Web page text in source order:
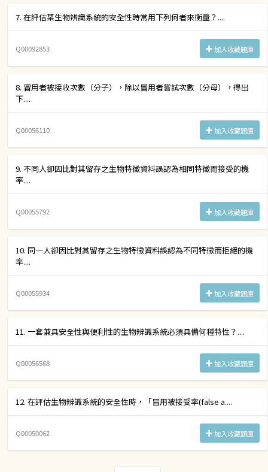
7. 在評估某生物辨識系統的安全性時常用下列何者來衡量？....
Q00092853 加入收藏題庫
8. 冒用者被接收次數（分子），除以冒用者嘗試次數（分母），得出
下....
Q00056110 加入收藏題庫
9. 不同人卻因比對其留存之生物特徵資料誤認為相同特徵而接受的機
率....
Q00055792 加入收藏題庫
10. 同一人卻因比對其留存之生物特徵資料誤認為不同特徵而拒絕的機
率....
Q00055934 加入收藏題庫
11. 一套兼具安全性與便利性的生物辨識系統必須具備何種特性？....
Q00056568 加入收藏題庫
12. 在評估生物辨識系統的安全性時，「冒用被接受率(false a....
Q00050062 加入收藏題庫